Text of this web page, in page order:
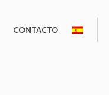
CONTACTO